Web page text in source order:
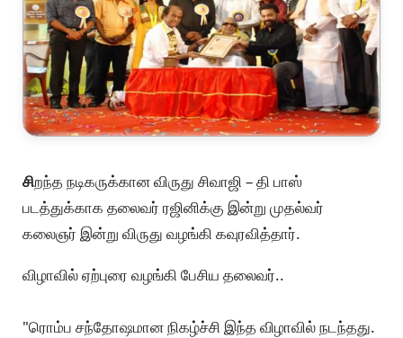
சிறந்த நடிகருக்கான விருது சிவாஜி – தி பாஸ்
படத்துக்காக தலைவர் ரஜினிக்கு இன்று முதல்வர்
கலைஞர் இன்று விருது வழங்கி கவுரவித்தார்.
விழாவில் ஏற்புரை வழங்கி பேசிய தலைவர்..
"ரொம்ப சந்தோஷமான நிகழ்ச்சி இந்த விழாவில் நடந்தது.